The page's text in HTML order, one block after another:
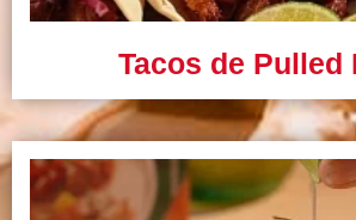
Tacos de Pulled